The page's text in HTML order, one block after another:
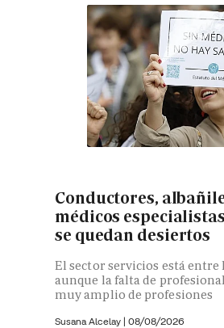
Conductores,
médicos
se quedan desiertos
El sector servicios está entre
aunque la falta de
muy amplio de profesiones
Susana Alcelay | 08/08/2026